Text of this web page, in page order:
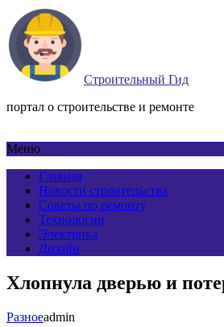
Строительный Гид
портал о строительстве и ремонте
Меню
Главная
Новости строительства
Советы по ремонту
Технологии
Электрика
Дизайн
Хлопнула дверью и
Разноеadmin